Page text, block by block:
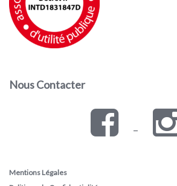
Nous Contacter
–
Mentions Légales